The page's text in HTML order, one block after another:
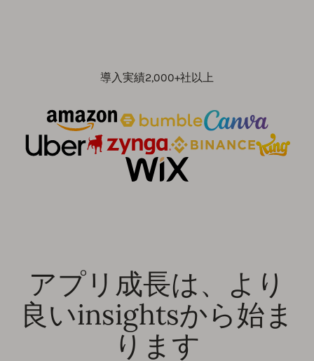
導入実績2,000+社以上
アプリ成長は、より
良いinsightsから始ま
ります